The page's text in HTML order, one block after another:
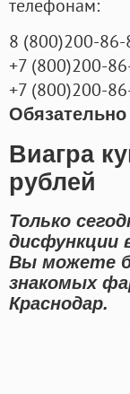
телефонам:
8 (800)200-86-
+7 (800)200-
+7 (800)200-
Виагра
рублей
Только
дисфункции
Вы можете
знакомых
Краснодар.